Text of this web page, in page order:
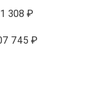
308 ₽
745 ₽